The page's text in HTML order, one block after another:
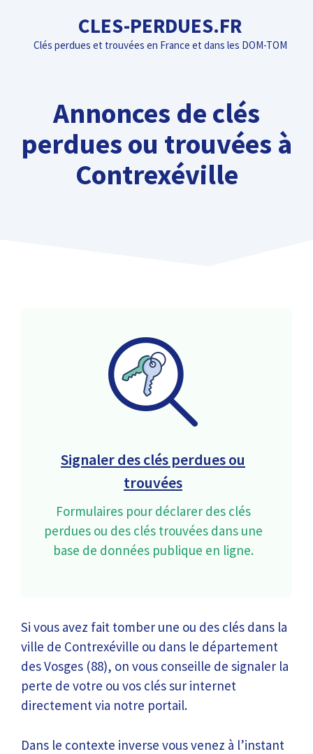
contenu
CLES-PERDUES.FR
Clés perdues et trouvées en France et dans les DOM-TOM
Annonces de clés
perdues ou trouvées à
Contrexéville
Signaler des clés perdues ou
trouvées
Formulaires pour déclarer des clés
perdues ou des clés trouvées dans une
base de données publique en ligne.
Si vous avez fait tomber une ou des clés dans la
ville de Contrexéville ou dans le département
des Vosges (88), on vous conseille de signaler la
perte de votre ou vos clés sur internet
directement via notre portail.
Dans le contexte inverse vous venez à l’instant